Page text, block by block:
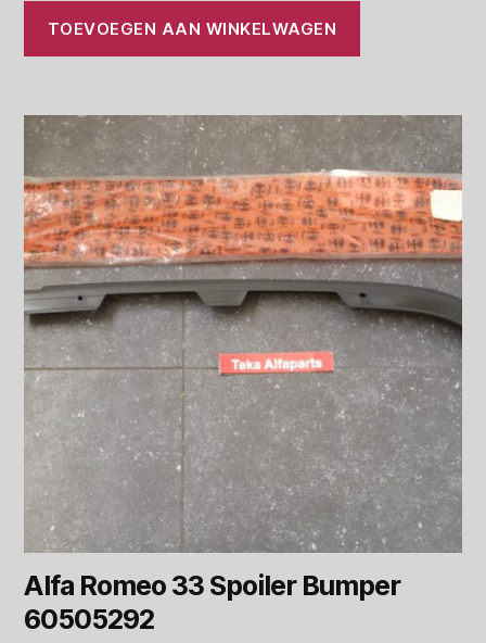
TOEVOEGEN AAN WINKELWAGEN
Alfa Romeo 33 Spoiler Bumper
60505292